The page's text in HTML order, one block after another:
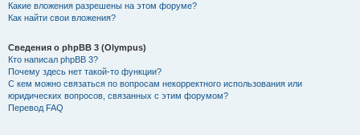
Какие вложения разрешены на этом форуме?
Как найти свои вложения?
Сведения о phpBB 3 (Olympus)
Кто написал phpBB 3?
Почему здесь нет такой-то функции?
С кем можно связаться по вопросам некорректного использования или
юридических вопросов, связанных с этим форумом?
Перевод FAQ